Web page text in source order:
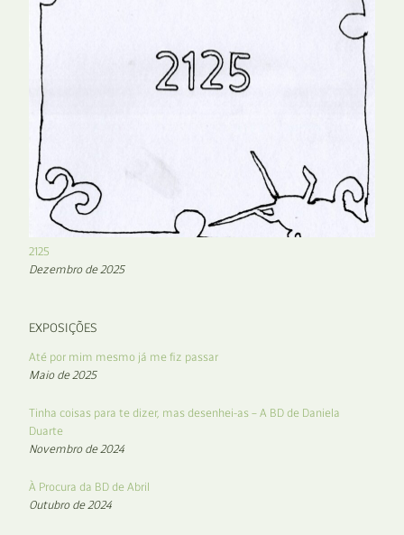
2125
Dezembro de 2025
EXPOSIÇÕES
Até por mim mesmo já me fiz passar
Maio de 2025
Tinha coisas para te dizer, mas desenhei-as – A BD de Daniela
Duarte
Novembro de 2024
À Procura da BD de Abril
Outubro de 2024